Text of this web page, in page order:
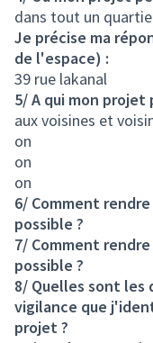
dans tout un
Je précise ma
de l'espace) :
39 rue lakanal
5/ A qui mon
aux voisines et
on
on
on
6/ Comment
possible ?
7/ Comment
possible ?
8/ Quelles sont
vigilance que
projet ?